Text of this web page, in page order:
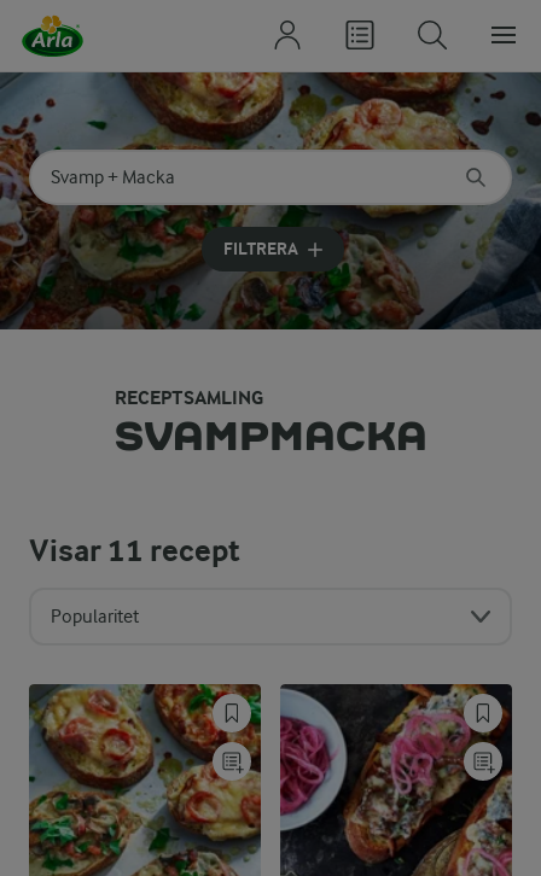
Sök på kategori eller ingrediens
Skriv in sökord för att få förslag
FILTRERA
RECEPTSAMLING
SVAMPMACKA
Visar11 recept
Popularitet